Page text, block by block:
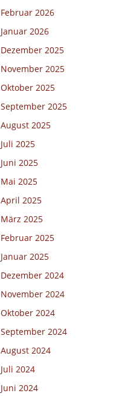
Februar 2026
Januar 2026
Dezember 2025
November 2025
Oktober 2025
September 2025
August 2025
Juli 2025
Juni 2025
Mai 2025
April 2025
März 2025
Februar 2025
Januar 2025
Dezember 2024
November 2024
Oktober 2024
September 2024
August 2024
Juli 2024
Juni 2024